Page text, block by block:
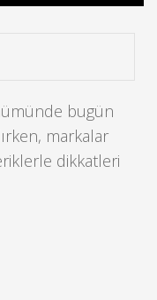
bugün
markalar
dikkatleri